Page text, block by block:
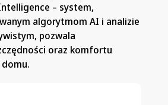
– system,
algorytmom AI i analizie
pozwala
oraz komfortu